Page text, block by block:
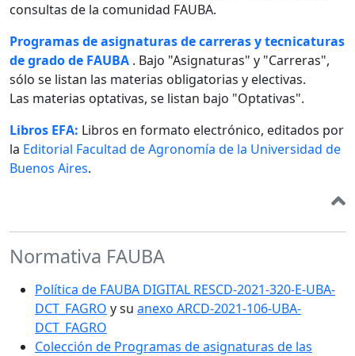
consultas de la comunidad FAUBA.
Programas de asignaturas de carreras y tecnicaturas
de grado de FAUBA . Bajo "Asignaturas" y "Carreras",
sólo se listan las materias obligatorias y electivas.
Las materias optativas, se listan bajo "Optativas".
Libros EFA: Libros en formato electrónico, editados por
la Editorial Facultad de Agronomía de la Universidad de
Buenos Aires.
Normativa FAUBA
Política de FAUBA DIGITAL RESCD-2021-320-E-UBA-
DCT_FAGRO y su anexo ARCD-2021-106-UBA-
DCT_FAGRO
Colección de Programas de asignaturas de las